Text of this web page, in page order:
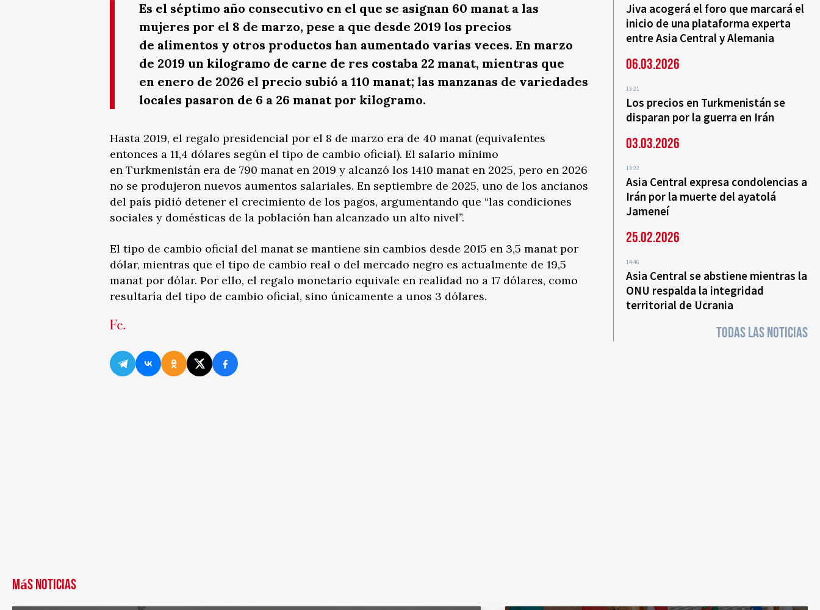
Es el séptimo año consecutivo en el que se asignan 60 manat a las
mujeres por el 8 de marzo, pese a que desde 2019 los precios
de alimentos y otros productos han aumentado varias veces. En marzo
de 2019 un kilogramo de carne de res costaba 22 manat, mientras que
en enero de 2026 el precio subió a 110 manat; las manzanas de variedades
locales pasaron de 6 a 26 manat por kilogramo.
Hasta 2019, el regalo presidencial por el 8 de marzo era de 40 manat (equivalentes
entonces a 11,4 dólares según el tipo de cambio oficial). El salario mínimo
en Turkmenistán era de 790 manat en 2019 y alcanzó los 1410 manat en 2025, pero en 2026
no se produjeron nuevos aumentos salariales. En septiembre de 2025, uno de los ancianos
del país pidió detener el crecimiento de los pagos, argumentando que “las condiciones
sociales y domésticas de la población han alcanzado un alto nivel”.
El tipo de cambio oficial del manat se mantiene sin cambios desde 2015 en 3,5 manat por
dólar, mientras que el tipo de cambio real o del mercado negro es actualmente de 19,5
manat por dólar. Por ello, el regalo monetario equivale en realidad no a 17 dólares, como
resultaría del tipo de cambio oficial, sino únicamente a unos 3 dólares.
Jiva acogerá el foro que marcará el
inicio de una plataforma experta
entre Asia Central y Alemania
06.03.2026
13:21
Los precios en Turkmenistán se
disparan por la guerra en Irán
03.03.2026
13:32
Asia Central expresa condolencias a
Irán por la muerte del ayatolá
Jameneí
25.02.2026
14:46
Asia Central se abstiene mientras la
ONU respalda la integridad
territorial de Ucrania
TODAS LAS NOTICIAS
Más noticias